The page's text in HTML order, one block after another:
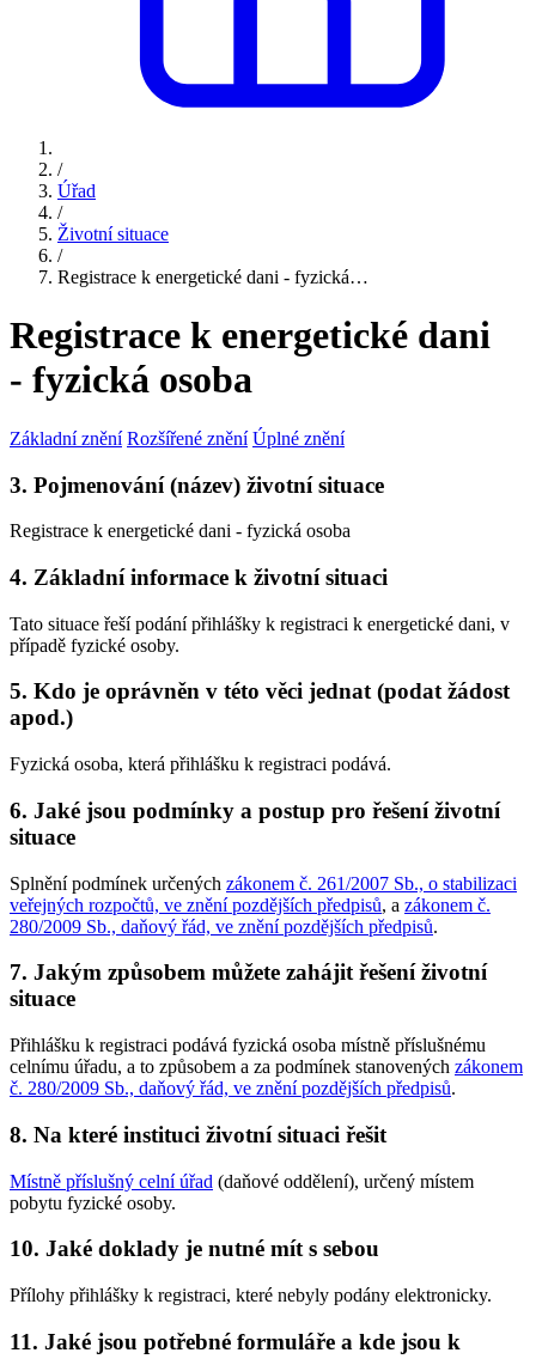
/
Úřad
/
Životní situace
/
Registrace k energetické dani - fyzická…
Registrace k energetické dani
- fyzická osoba
Základní znění Rozšířené znění Úplné znění
3. Pojmenování (název) životní situace
Registrace k energetické dani - fyzická osoba
4. Základní informace k životní situaci
Tato situace řeší podání přihlášky k registraci k energetické dani, v
případě fyzické osoby.
5. Kdo je oprávněn v této věci jednat (podat žádost
apod.)
Fyzická osoba, která přihlášku k registraci podává.
6. Jaké jsou podmínky a postup pro řešení životní
situace
Splnění podmínek určených zákonem č. 261/2007 Sb., o stabilizaci
veřejných rozpočtů, ve znění pozdějších předpisů, a zákonem č.
280/2009 Sb., daňový řád, ve znění pozdějších předpisů.
7. Jakým způsobem můžete zahájit řešení životní
situace
Přihlášku k registraci podává fyzická osoba místně příslušnému
celnímu úřadu, a to způsobem a za podmínek stanovených zákonem
č. 280/2009 Sb., daňový řád, ve znění pozdějších předpisů.
8. Na které instituci životní situaci řešit
Místně příslušný celní úřad (daňové oddělení), určený místem
pobytu fyzické osoby.
10. Jaké doklady je nutné mít s sebou
Přílohy přihlášky k registraci, které nebyly podány elektronicky.
11. Jaké jsou potřebné formuláře a kde jsou k